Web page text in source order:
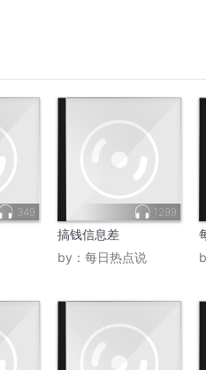
349 1299
搞钱信息差
by： 每日热点说